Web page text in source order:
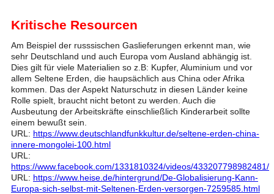
Kritische Resourcen
Am Beispiel der russsischen Gaslieferungen erkennt man, wie
sehr Deutschland und auch Europa vom Ausland abhängig ist.
Dies gilt für viele Materialien so z.B: Kupfer, Aluminium und vor
allem Seltene Erden, die haupsächlich aus China oder Afrika
kommen. Das der Aspekt Naturschutz in diesen Länder keine
Rolle spielt, braucht nicht betont zu werden. Auch die
Ausbeutung der Arbeitskräfte einschließlich Kinderarbeit sollte
einem bewußt sein.
URL: https://www.deutschlandfunkkultur.de/seltene-erden-china-
innere-mongolei-100.html
URL:
https://www.facebook.com/1331810324/videos/433207798982481/
URL: https://www.heise.de/hintergrund/De-Globalisierung-Kann-
Europa-sich-selbst-mit-Seltenen-Erden-versorgen-7259585.html